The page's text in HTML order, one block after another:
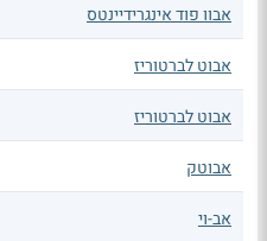
אבוו פוד אינגרידיינטס
אבוט לברטוריז
אבוט לברטוריז
אבוטק
אב-וי